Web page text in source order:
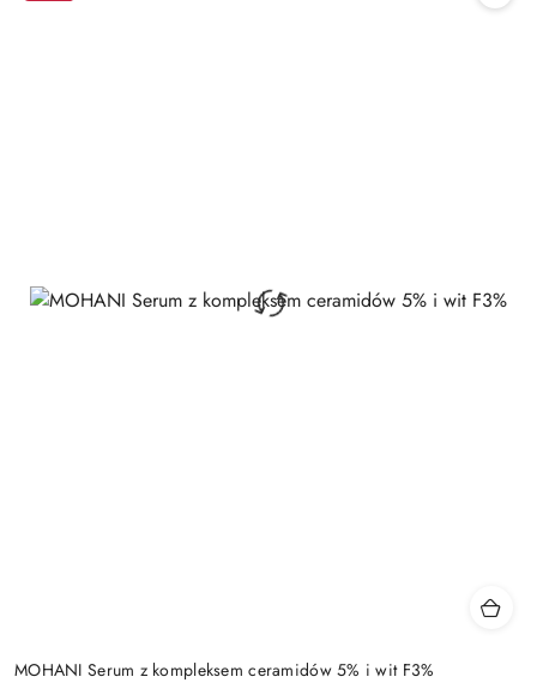
MOHANI Serum z kompleksem ceramidów 5% i wit F3%